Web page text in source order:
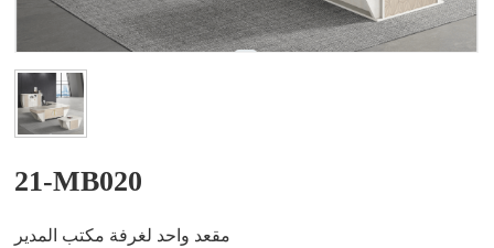
21-MB020
مقعد واحد لغرفة مكتب المدير